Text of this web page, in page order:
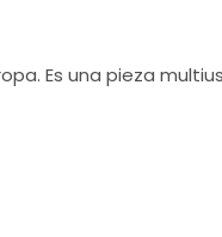
Es una pieza